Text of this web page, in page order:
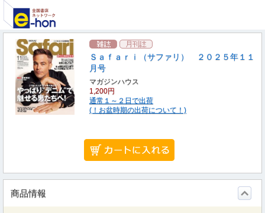
Ｓａｆａｒｉ（サファリ） ２０２５年１１
月号
マガジンハウス
1,200円
通常１～２日で出荷
(！お盆時期の出荷について！)
商品情報